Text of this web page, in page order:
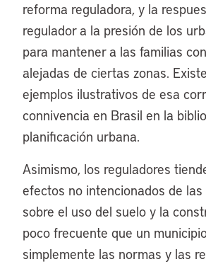
reforma reguladora, y la
regulador a la presión de los
para mantener a las familias
alejadas de ciertas zonas.
ejemplos ilustrativos de esa
connivencia en Brasil en la
planificación urbana.
Asimismo, los reguladores
efectos no intencionados de las
sobre el uso del suelo y la
poco frecuente que un
simplemente las normas y las